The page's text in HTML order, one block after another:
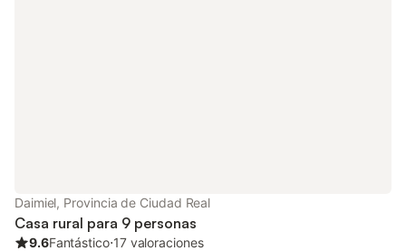
Daimiel, Provincia de Ciudad Real
Casa rural para 9 personas
9.6Fantástico⋅17 valoraciones